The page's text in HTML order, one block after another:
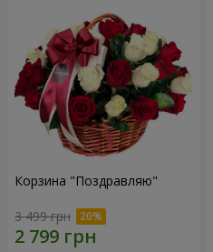
Корзина "Поздравляю"
3 499 грн